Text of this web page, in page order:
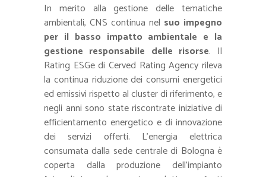
In merito alla gestione delle tematiche
ambientali, CNS continua nel suo impegno
per il basso impatto ambientale e la
gestione responsabile delle risorse. Il
Rating ESGe di Cerved Rating Agency rileva
la continua riduzione dei consumi energetici
ed emissivi rispetto al cluster di riferimento, e
negli anni sono state riscontrate iniziative di
efficientamento energetico e di innovazione
dei servizi offerti. L’energia elettrica
consumata dalla sede centrale di Bologna è
coperta dalla produzione dell’impianto